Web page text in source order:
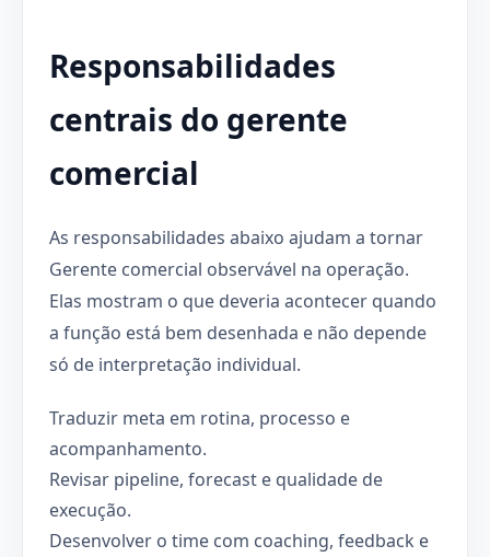
Responsabilidades
centrais do gerente
comercial
As responsabilidades abaixo ajudam a tornar
Gerente comercial observável na operação.
Elas mostram o que deveria acontecer quando
a função está bem desenhada e não depende
só de interpretação individual.
Traduzir meta em rotina, processo e
acompanhamento.
Revisar pipeline, forecast e qualidade de
execução.
Desenvolver o time com coaching, feedback e